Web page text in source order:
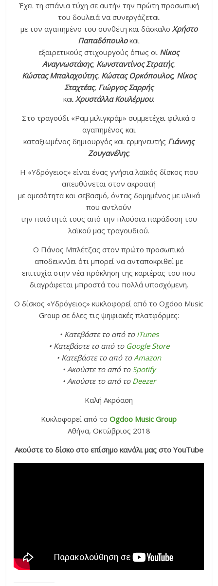
Έχει τη σπάνια τύχη σε αυτήν την πρώτη προσωπική
του δουλειά να συνεργάζεται
με τον αγαπημένο του συνθέτη και δάσκαλο Χρήστο
Παπαδόπουλοκαι
εξαιρετικούς στιχουργούς όπως οι Νίκος
Αναγνωστάκης, Κωνσταντίνος Στρατής,
Κώστας Μπαλαχούτης, Κώστας Ορκόπουλος, Νίκος
Σταχτέας, Γιώργος Σαρρής
καιΧρυστάλλα Κουλέρμου.
Στο τραγούδι «Ραμ μιλιγκράμ» συμμετέχει φιλικά ο
αγαπημένος και
καταξιωμένος δημιουργός και ερμηνευτής Γιάννης
Ζουγανέλης.
Η «Υδρόγειος» είναι ένας γνήσια λαϊκός δίσκος που
απευθύνεται στον ακροατή
με αμεσότητα και σεβασμό, όντας δομημένος με υλικά
που αντλούν
την ποιότητά τους από την πλούσια παράδοση του
λαϊκού μας τραγουδιού.
Ο Πάνος Μπλέτζας στον πρώτο προσωπικό
αποδεικνύει ότι μπορεί να ανταποκριθεί με
επιτυχία στην νέα πρόκληση της καριέρας του που
διαγράφεται μπροστά του πολλά υποσχόμενη.
Ο δίσκος «Υδρόγειος» κυκλοφορεί από το Ogdoo Music
Group σε όλες τις ψηφιακές πλατφόρμες:
• Κατεβάστε το από το iTunes
• Κατεβάστε το από το Google Store
• Κατεβάστε το από τοAmazon
• Ακούστε το από το Spotify
• Ακούστε το από το Deezer
Καλή Ακρόαση
Κυκλοφορεί από τοOgdoo Music Group
Αθήνα, Οκτώβριος 2018
Ακούστε το δίσκο στο επίσημο κανάλι μας στο YouTube